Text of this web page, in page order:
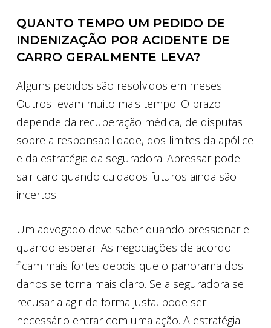
QUANTO TEMPO UM PEDIDO DE
INDENIZAÇÃO POR ACIDENTE DE
CARRO GERALMENTE LEVA?
Alguns pedidos são resolvidos em meses.
Outros levam muito mais tempo. O prazo
depende da recuperação médica, de disputas
sobre a responsabilidade, dos limites da apólice
e da estratégia da seguradora. Apressar pode
sair caro quando cuidados futuros ainda são
incertos.
Um advogado deve saber quando pressionar e
quando esperar. As negociações de acordo
ficam mais fortes depois que o panorama dos
danos se torna mais claro. Se a seguradora se
recusar a agir de forma justa, pode ser
necessário entrar com uma ação. A estratégia